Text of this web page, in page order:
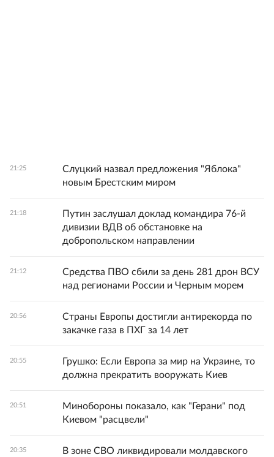
21:25
Слуцкий назвал предложения "Яблока"
новым Брестским миром
21:18
Путин заслушал доклад командира 76-й
дивизии ВДВ об обстановке на
добропольском направлении
21:12
Средства ПВО сбили за день 281 дрон ВСУ
над регионами России и Черным морем
20:56
Страны Европы достигли антирекорда по
закачке газа в ПХГ за 14 лет
20:55
Грушко: Если Европа за мир на Украине, то
должна прекратить вооружать Киев
20:51
Минобороны показало, как "Герани" под
Киевом "расцвели"
20:35
В зоне СВО ликвидировали молдавского